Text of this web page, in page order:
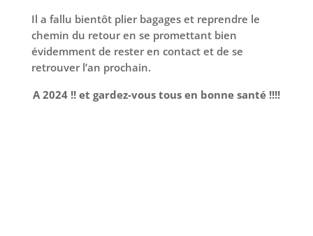
Il a fallu bientôt plier bagages et reprendre le
chemin du retour en se promettant bien
évidemment de rester en contact et de se
retrouver l’an prochain.
A 2024 !! et gardez-vous tous en bonne santé !!!!